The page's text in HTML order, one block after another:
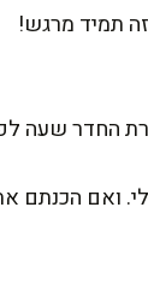
תמיד מרגש!
החדר שעה
ואם הכנתם